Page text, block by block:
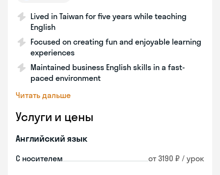
Lived in Taiwan for five years while teaching
English
Focused on creating fun and enjoyable learning
experiences
Maintained business English skills in a fast-
paced environment
Читать дальше
Услуги и цены
Английский язык
С носителем от 3190 ₽ / урок